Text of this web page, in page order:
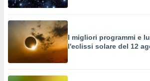
I migliori programmi e
l'eclissi solare del 12